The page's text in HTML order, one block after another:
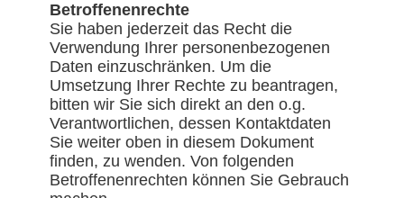
Betroffenenrechte
Sie haben jederzeit das Recht die
Verwendung Ihrer personenbezogenen
Daten einzuschränken. Um die
Umsetzung Ihrer Rechte zu beantragen,
bitten wir Sie sich direkt an den o.g.
Verantwortlichen, dessen Kontaktdaten
Sie weiter oben in diesem Dokument
finden, zu wenden. Von folgenden
Betroffenenrechten können Sie Gebrauch